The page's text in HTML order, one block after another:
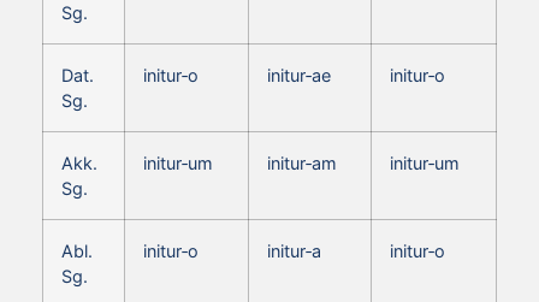
Sg.
Dat.
Sg.
initur‑o initur‑ae initur‑o
Akk.
Sg.
initur‑um initur‑am initur‑um
Abl.
Sg.
initur‑o initur‑a initur‑o